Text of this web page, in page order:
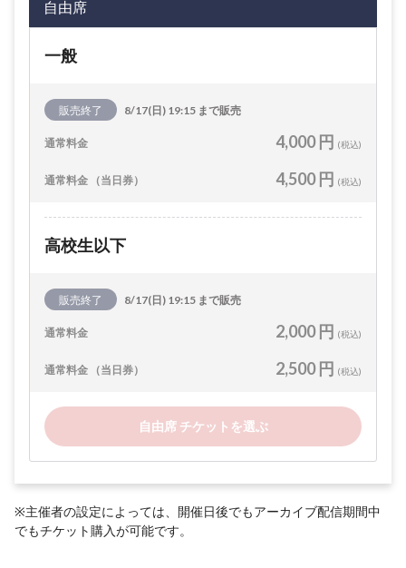
自由席
一般
販売終了 8/17(日) 19:15 まで販売
通常料金 4,000 円 (税込)
通常料金 （当日券） 4,500 円 (税込)
高校生以下
販売終了 8/17(日) 19:15 まで販売
通常料金 2,000 円 (税込)
通常料金 （当日券） 2,500 円 (税込)
自由席 チケットを選ぶ
※主催者の設定によっては、開催日後でもアーカイブ配信期間中
でもチケット購入が可能です。